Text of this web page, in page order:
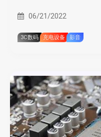
06/21/2022
3C数码 充电设备 影音